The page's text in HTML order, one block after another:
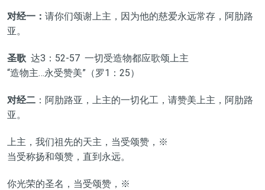
对经一： 请你们颂谢上主，因为他的慈爱永远常存，阿肋路
亚。
圣歌达3：52-57 一切受造物都应歌颂上主
“造物主…永受赞美”（罗1：25）
对经二：阿肋路亚，上主的一切化工，请赞美上主，阿肋路
亚。
上主，我们祖先的天主，当受颂赞，※
当受称扬和颂赞，直到永远。
你光荣的圣名，当受颂赞，※